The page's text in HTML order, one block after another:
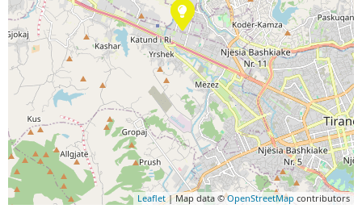
Leaflet| Map data ©OpenStreetMap contributors